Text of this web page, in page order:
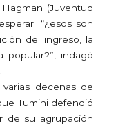
(Juventud
“¿esos son
del ingreso, la
popular?”, indagó
decenas de
Tumini defendió
de su agrupación